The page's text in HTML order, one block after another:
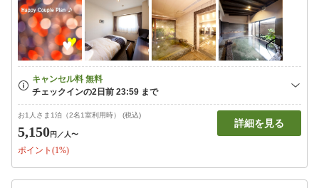
お1人さま1泊（2名1室利用時） (税込)
5,150円 ／人〜
ポイント(1%)
詳細を見る